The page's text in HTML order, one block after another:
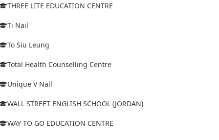
THREE LITE EDUCATION CENTRE
Ti Nail
To Siu Leung
Total Health Counselling Centre
Unique V Nail
WALL STREET ENGLISH SCHOOL (JORDAN)
WAY TO GO EDUCATION CENTRE